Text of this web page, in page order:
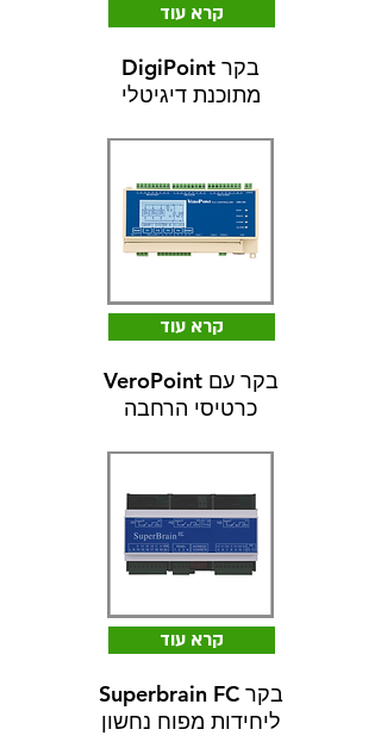
קרא עוד
DigiPoint בקר
מתוכנת דיגיטלי
קרא עוד
VeroPoint בקר עם
כרטיסי הרחבה
קרא עוד
Superbrain FC בקר
ליחידות מפוח נחשון